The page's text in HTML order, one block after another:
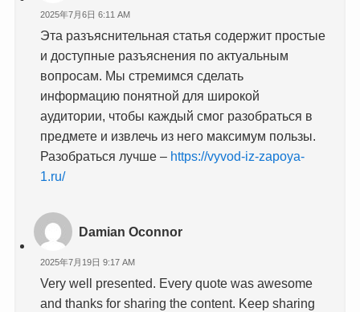
2025年7月6日 6:11 AM
Эта разъяснительная статья содержит простые
и доступные разъяснения по актуальным
вопросам. Мы стремимся сделать
информацию понятной для широкой
аудитории, чтобы каждый смог разобраться в
предмете и извлечь из него максимум пользы.
Разобраться лучше – https://vyvod-iz-zapoya-
1.ru/
Damian Oconnor
2025年7月19日 9:17 AM
Very well presented. Every quote was awesome
and thanks for sharing the content. Keep sharing